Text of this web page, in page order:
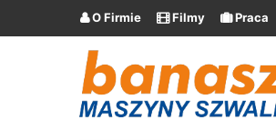
O Firmie Filmy Praca